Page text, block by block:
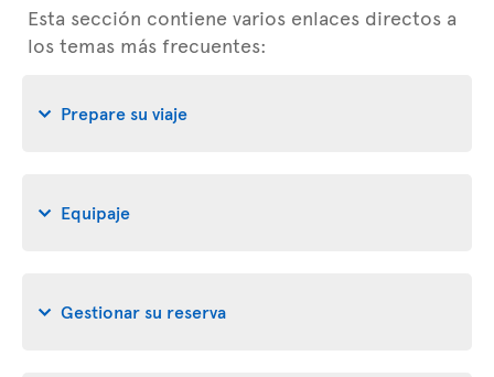
Esta sección contiene varios enlaces directos a
los temas más frecuentes:
Prepare su viaje
Equipaje
Gestionar su reserva